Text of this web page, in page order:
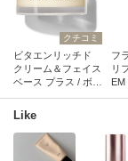
クチコミ
ビタエンリッチド
クリーム＆フェイス
ベース プラス / ボビ
フ
リ
Like